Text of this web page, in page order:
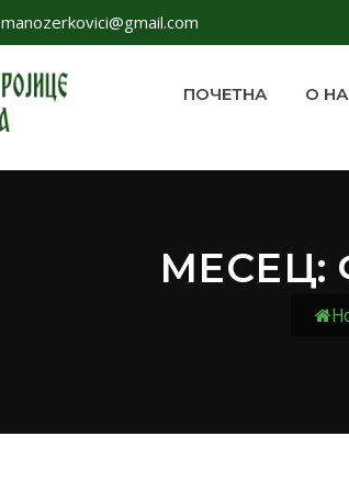
manozerkovici@gmail.com
ПОЧЕТНА О
МЕСЕЦ: